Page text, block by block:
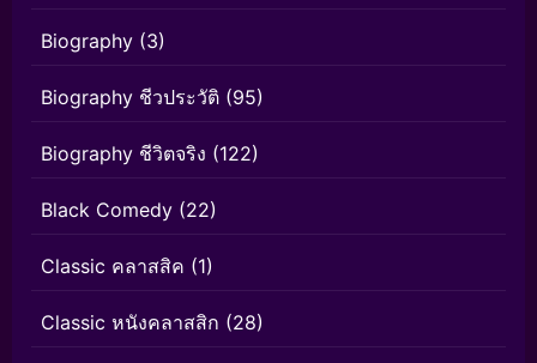
Biography (3)
Biography ชีวประวัติ (95)
Biography ชีวิตจริง (122)
Black Comedy (22)
Classic คลาสสิค (1)
Classic หนังคลาสสิก (28)